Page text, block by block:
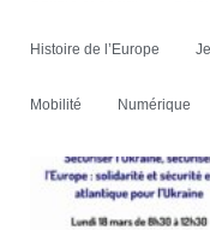
Histoire de l’Europe
Mobilité Numérique